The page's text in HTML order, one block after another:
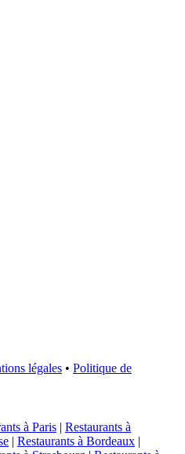
légales • Politique de
à Paris | Restaurants à
| Restaurants à Bordeaux |